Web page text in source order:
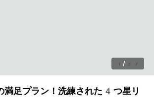
1 / 37
満足プラン！洗練された4つ星リ